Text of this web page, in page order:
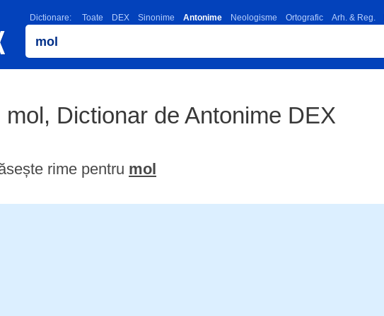
Dictionare: Toate DEX Sinonime Antonime Neologisme Ortografic Arh. & Reg.
mol, Dictionar de Antonime DEX
rime pentru mol